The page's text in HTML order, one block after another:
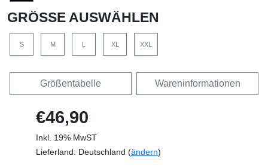
GRÖSSE AUSWÄHLEN
S M XL XXL
Größentabelle Wareninformationen
€46,90
Inkl. 19% MwST
Lieferland: Deutschland (ändern)